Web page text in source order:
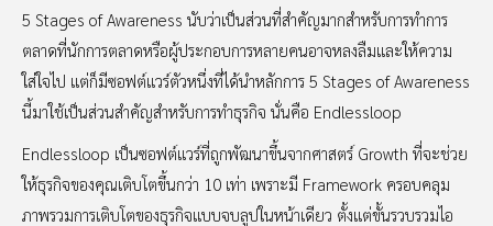
5 Stages of Awareness นับว่าเป็นส่วนที่สำคัญมากสำหรับการทำการ
ตลาดที่นักการตลาดหรือผู้ประกอบการหลายคนอาจหลงลืมและให้ความ
ใส่ใจไป แต่ก็มีซอฟต์แวร์ตัวหนึ่งที่ได้นำหลักการ 5 Stages of Awareness
นี้มาใช้เป็นส่วนสำคัญสำหรับการทำธุรกิจ นั่นคือ Endlessloop
Endlessloop เป็นซอฟต์แวร์ที่ถูกพัฒนาขึ้นจากศาสตร์ Growth ที่จะช่วย
ให้ธุรกิจของคุณเติบโตขึ้นกว่า 10 เท่า เพราะมี Framework ครอบคลุม
ภาพรวมการเติบโตของธุรกิจแบบจบลูปในหน้าเดียว ตั้งแต่ขั้นรวบรวมไอ